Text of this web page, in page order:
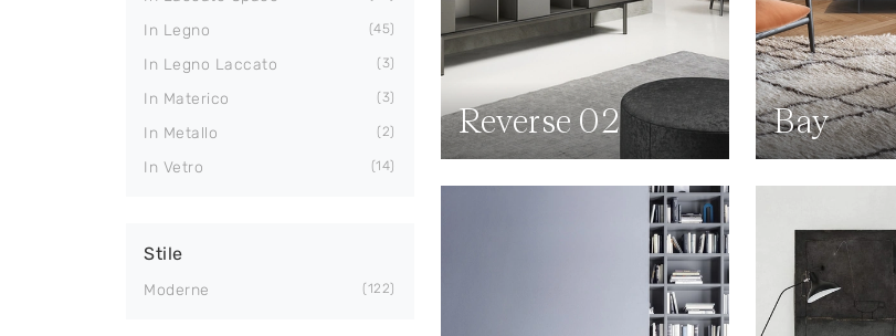
In Legno 45
In Legno Laccato 3
In Materico 3
In Metallo 2
In Vetro 14
Stile
Moderne 122
Reverse 02 Bay